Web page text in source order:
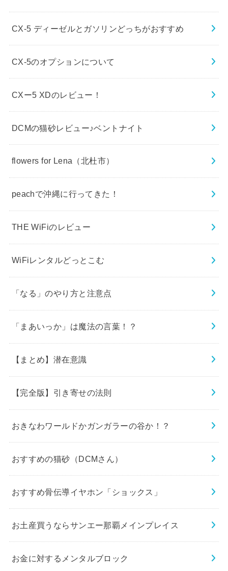
CX-5 ディーゼルとガソリンどっちがおすすめ
CX-5のオプションについて
CXー5 XDのレビュー！
DCMの猫砂レビュー♪ベントナイト
flowers for Lena（北杜市）
peachで沖縄に行ってきた！
THE WiFiのレビュー
WiFiレンタルどっとこむ
「なる」のやり方と注意点
「まあいっか」は魔法の言葉！？
【まとめ】潜在意識
【完全版】引き寄せの法則
おきなわワールドかガンガラーの谷か！？
おすすめの猫砂（DCMさん）
おすすめ骨伝導イヤホン「ショックス」
お土産買うならサンエー那覇メインプレイス
お金に対するメンタルブロック